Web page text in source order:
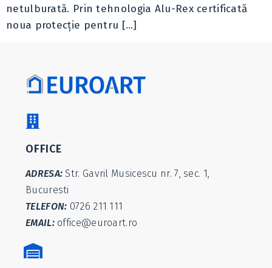
netulburată. Prin tehnologia Alu-Rex certificată
noua protecţie pentru […]
OFFICE
ADRESA: Str. Gavril Musicescu nr. 7, sec. 1,
Bucuresti
TELEFON: 0726 211 111
EMAIL:office@euroart.ro